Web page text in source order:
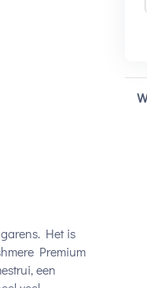
Het is
Premium
een